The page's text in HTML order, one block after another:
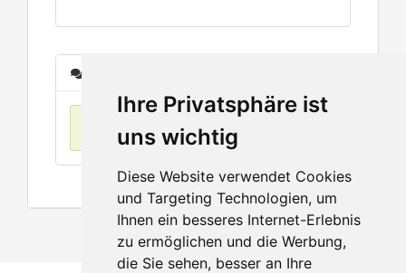
Ihre Privatsphäre ist
uns wichtig
Diese Website verwendet Cookies
und Targeting Technologien, um
Ihnen ein besseres Internet-Erlebnis
zu ermöglichen und die Werbung,
die Sie sehen, besser an Ihre
Keine Einträge